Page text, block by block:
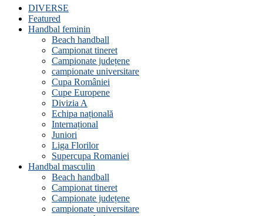
DIVERSE
Featured
Handbal feminin
Beach handball
Campionat tineret
Campionate județene
campionate universitare
Cupa României
Cupe Europene
Divizia A
Echipa națională
Internațional
Juniori
Liga Florilor
Supercupa Romaniei
Handbal masculin
Beach handball
Campionat tineret
Campionate județene
campionate universitare